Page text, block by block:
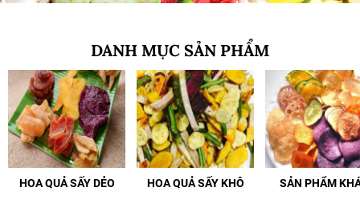
DANH MỤC SẢN PHẨM
HOA QUẢ SẤY DẺO HOA QUẢ SẤY KHÔ SẢN PHẨM